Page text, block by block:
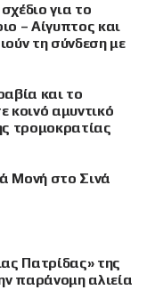
για το
– Αίγυπτος και
τη σύνδεση με
και το
κοινό αμυντικό
τρομοκρατίας
Μονή στο Σινά
Πατρίδας» της
παράνομη αλιεία